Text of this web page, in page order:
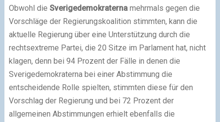
Obwohl die Sverigedemokraternamehrmals gegen die
Vorschläge der Regierungskoalition stimmten, kann die
aktuelle Regierung über eine Unterstützung durch die
rechtsextreme Partei, die 20 Sitze im Parlament hat, nicht
klagen, denn bei 94 Prozent der Fälle in denen die
Sverigedemokraterna bei einer Abstimmung die
entscheidende Rolle spielten, stimmten diese für den
Vorschlag der Regierung und bei 72 Prozent der
allgemeinen Abstimmungen erhielt ebenfalls die